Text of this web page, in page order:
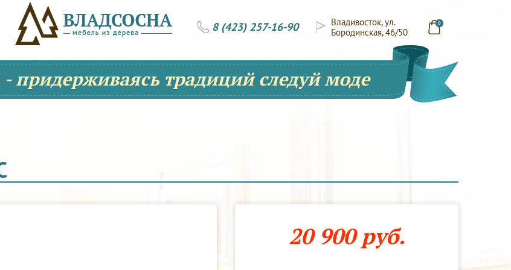
0
Владивосток, ул.
Бородинская, 46/50
8 (423) 257-16-90
придерживаясь традиций следуй моде
20 900 руб.